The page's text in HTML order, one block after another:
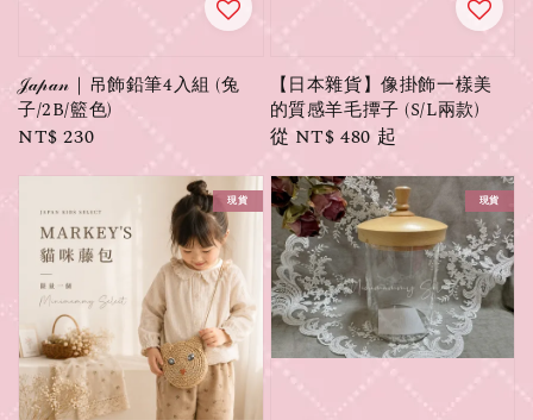
𝒥𝒶𝓅𝒶𝓃｜吊飾鉛筆4入組 (兔
子/2B/籃色)
Regular
NT$ 230
【日本雜貨】像掛飾一樣美
的質感羊毛撢子 (S/L兩款)
Regular
從 NT$ 480 起
現貨 現貨